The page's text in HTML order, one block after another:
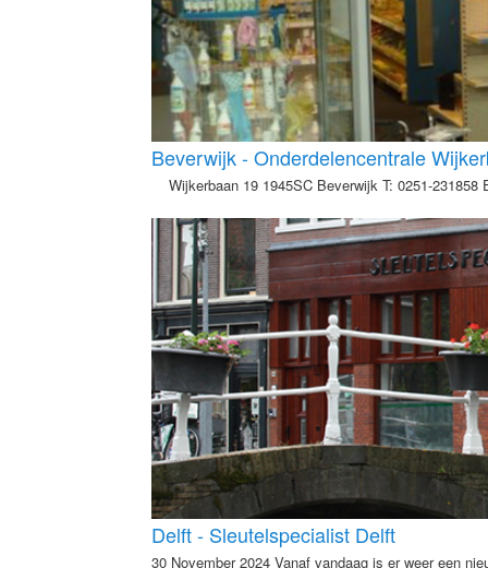
Beverwijk - Onderdelencentrale
Wijkerbaan 19 1945SC Beverwijk T: 0251-231858
Delft - Sleutelspecialist Delft
30 November 2024 Vanaf vandaag is er weer een